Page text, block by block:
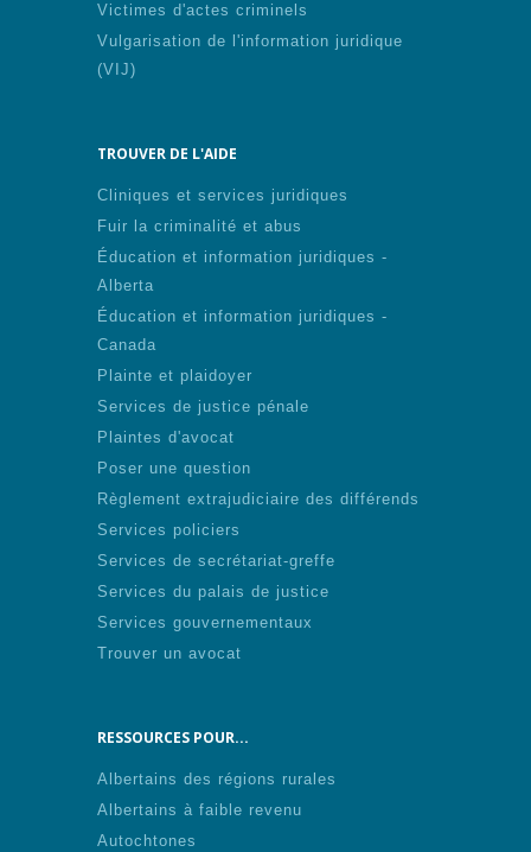
Victimes d'actes criminels
Vulgarisation de l'information juridique
(VIJ)
TROUVER DE L'AIDE
Cliniques et services juridiques
Fuir la criminalité et abus
Éducation et information juridiques -
Alberta
Éducation et information juridiques -
Canada
Plainte et plaidoyer
Services de justice pénale
Plaintes d'avocat
Poser une question
Règlement extrajudiciaire des différends
Services policiers
Services de secrétariat-greffe
Services du palais de justice
Services gouvernementaux
Trouver un avocat
RESSOURCES POUR...
Albertains des régions rurales
Albertains à faible revenu
Autochtones